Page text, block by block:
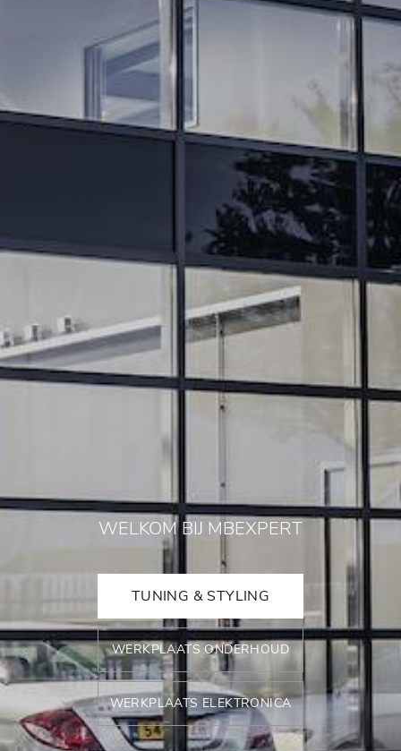
WELKOM BIJ MBEXPERT
TUNING & STYLING
WERKPLAATS ONDERHOUD
WERKPLAATS ELEKTRONICA